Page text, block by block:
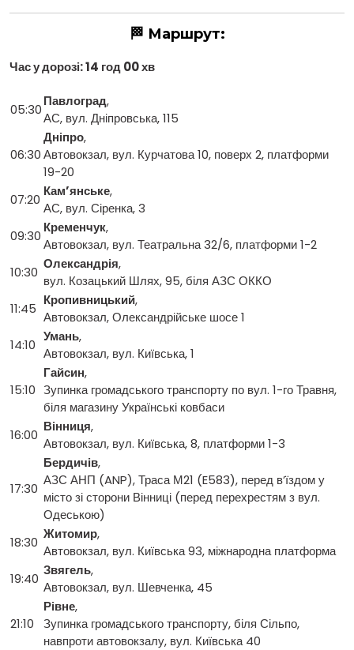
🏁 Маршрут:
Час у дорозі: 14 год 00 хв
05:30
Павлоград,
АС, вул. Дніпровська, 115
06:30
Дніпро,
Автовокзал, вул. Курчатова 10, поверх 2, платформи
19-20
07:20
Кам’янське,
АС, вул. Сіренка, 3
09:30
Кременчук,
Автовокзал, вул. Театральна 32/6, платформи 1-2
10:30
Олександрія,
вул. Козацький Шлях, 95, біля АЗС ОККО
11:45
Кропивницький,
Автовокзал, Олександрійське шосе 1
14:10
Умань,
Автовокзал, вул. Київська, 1
15:10
Гайсин,
Зупинка громадського транспорту по вул. 1-го Травня,
біля магазину Українські ковбаси
16:00
Вінниця,
Автовокзал, вул. Київська, 8, платформи 1-3
17:30
Бердичів,
АЗС АНП (ANP), Траса М21 (E583), перед в’їздом у
місто зі сторони Вінниці (перед перехрестям з вул.
Одеською)
18:30
Житомир,
Автовокзал, вул. Київська 93, міжнародна платформа
19:40
Звягель,
Автовокзал, вул. Шевченка, 45
21:10
Рівне,
Зупинка громадського транспорту, біля Сільпо,
навпроти автовокзалу, вул. Київська 40